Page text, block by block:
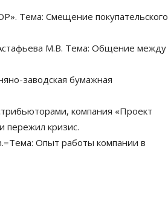
Тема: Смещение покупательского
М.В. Тема: Общение между
заводская бумажная
компания «Проект
пережил кризис.
Тема: Опыт работы компании в